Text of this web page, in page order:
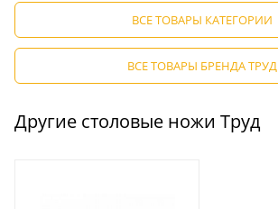
ВСЕ ТОВАРЫ КАТЕГОРИИ
ВСЕ ТОВАРЫ БРЕНДА ТРУД
Другие столовые ножи Труд